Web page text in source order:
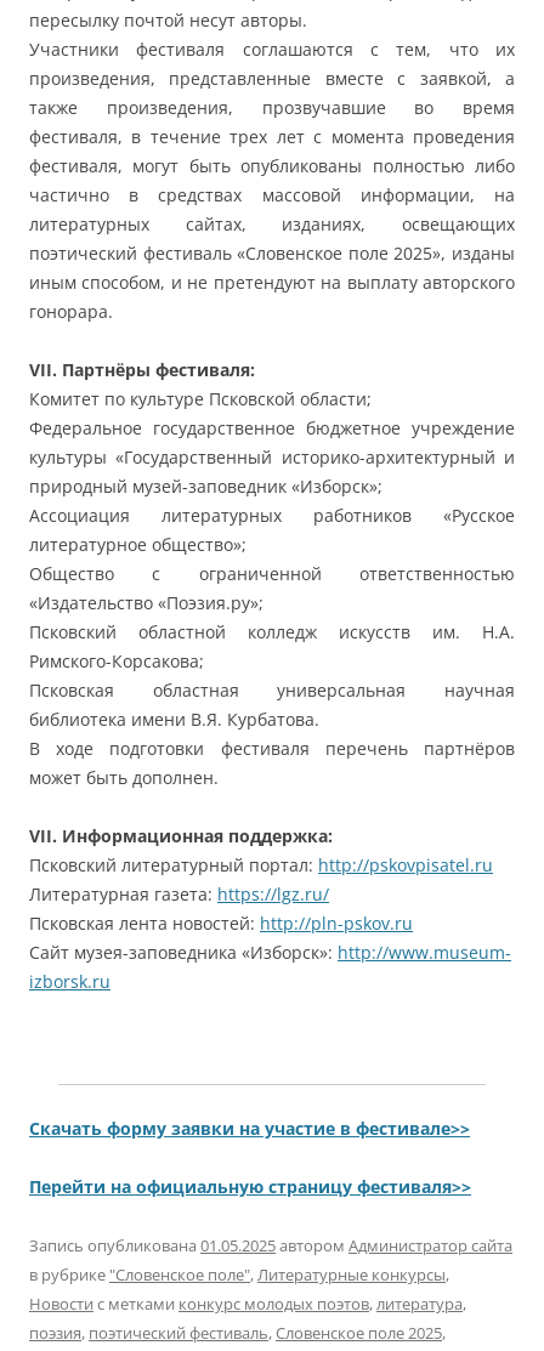
пересылку почтой несут авторы.
Участники фестиваля соглашаются с тем, что их
произведения, представленные вместе с заявкой, а
также произведения, прозвучавшие во время
фестиваля, в течение трех лет с момента проведения
фестиваля, могут быть опубликованы полностью либо
частично в средствах массовой информации, на
литературных сайтах, изданиях, освещающих
поэтический фестиваль «Словенское поле 2025», изданы
иным способом, и не претендуют на выплату авторского
гонорара.
VII. Партнёры фестиваля:
Комитет по культуре Псковской области;
Федеральное государственное бюджетное учреждение
культуры «Государственный историко-архитектурный и
природный музей-заповедник «Изборск»;
Ассоциация литературных работников «Русское
литературное общество»;
Общество с ограниченной ответственностью
«Издательство «Поэзия.ру»;
Псковский областной колледж искусств им. Н.А.
Римского-Корсакова;
Псковская областная универсальная научная
библиотека имени В.Я. Курбатова.
В ходе подготовки фестиваля перечень партнёров
может быть дополнен.
VII. Информационная поддержка:
Псковский литературный портал: http://pskovpisatel.ru
Литературная газета: https://lgz.ru/
Псковская лента новостей: http://pln-pskov.ru
Сайт музея-заповедника «Изборск»: http://www.museum-
izborsk.ru
Скачать форму заявки на участие в фестивале>>
Перейти на официальную страницу фестиваля>>
Запись опубликована 01.05.2025автором Администратор сайта
в рубрике "Словенское поле",Литературные конкурсы,
Новости с метками конкурс молодых поэтов,литература,
поэзия, поэтический фестиваль,Словенское поле 2025,